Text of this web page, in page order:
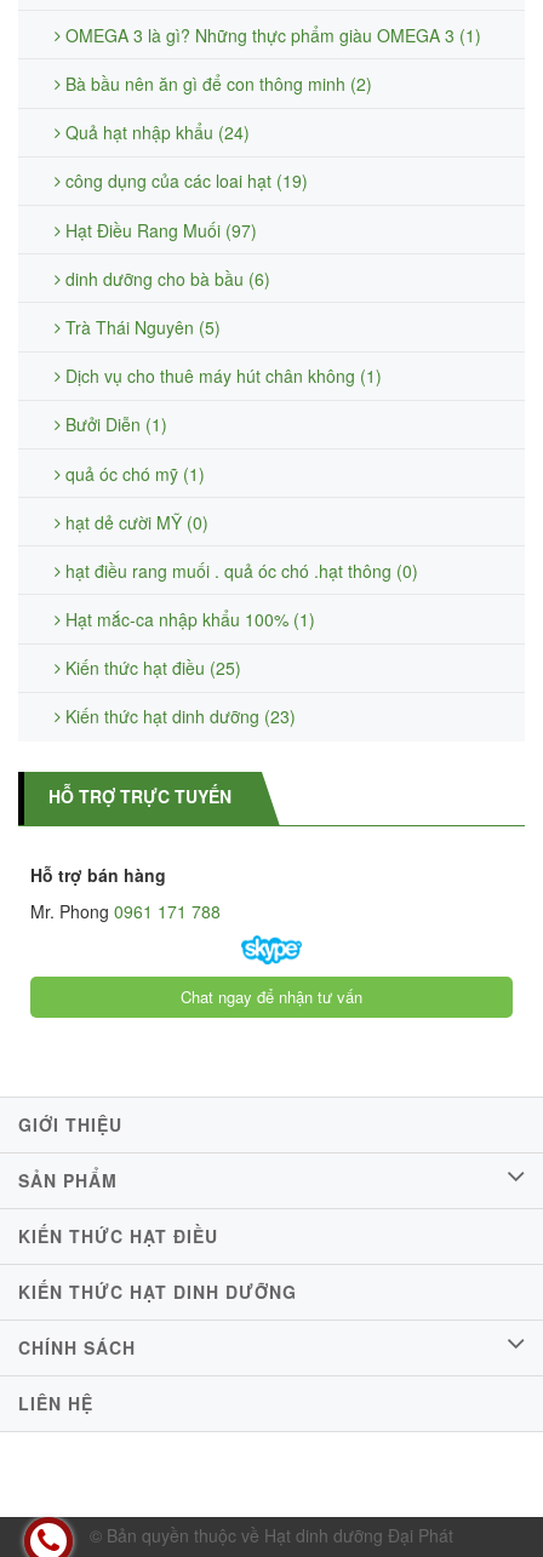
OMEGA 3 là gì? Những thực phẩm giàu OMEGA 3 (1)
Bà bầu nên ăn gì để con thông minh (2)
Quả hạt nhập khẩu (24)
công dụng của các loai hạt (19)
Hạt Điều Rang Muối (97)
dinh dưỡng cho bà bầu (6)
Trà Thái Nguyên (5)
Dịch vụ cho thuê máy hút chân không (1)
Bưởi Diễn (1)
quả óc chó mỹ (1)
hạt dẻ cười MỸ (0)
hạt điều rang muối . quả óc chó .hạt thông (0)
Hạt mắc-ca nhập khẩu 100% (1)
Kiến thức hạt điều (25)
Kiến thức hạt dinh dưỡng (23)
HỖ TRỢ TRỰC TUYẾN
Hỗ trợ bán hàng
Mr. Phong 0961 171 788
Chat ngay để nhận tư vấn
GIỚI THIỆU
SẢN PHẨM
KIẾN THỨC HẠT ĐIỀU
KIẾN THỨC HẠT DINH DƯỠNG
CHÍNH SÁCH
LIÊN HỆ
© Bản quyền thuộc về Hạt dinh dưỡng Đại Phát